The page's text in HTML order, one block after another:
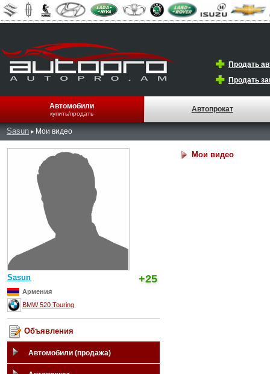
Продать
Продать
Автомобили
купить/продать
Автопрокат
Sasun Мои видео
Sasun +25
Армения
BMW 520 Touring
Объявления
Автомобили (продажа)
Мои видео